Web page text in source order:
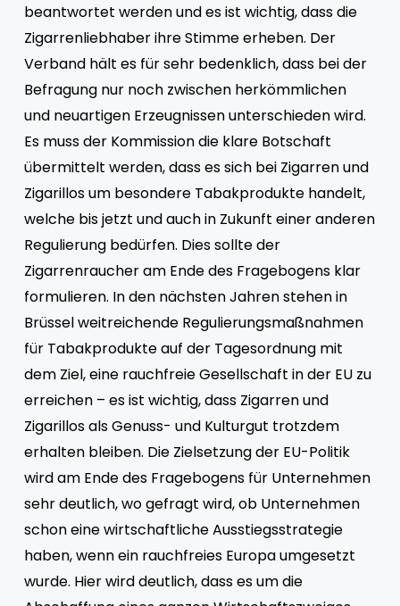
beantwortet werden und es ist wichtig, dass die
Zigarrenliebhaber ihre Stimme erheben. Der
Verband hält es für sehr bedenklich, dass bei der
Befragung nur noch zwischen herkömmlichen
und neuartigen Erzeugnissen unterschieden wird.
Es muss der Kommission die klare Botschaft
übermittelt werden, dass es sich bei Zigarren und
Zigarillos um besondere Tabakprodukte handelt,
welche bis jetzt und auch in Zukunft einer anderen
Regulierung bedürfen. Dies sollte der
Zigarrenraucher am Ende des Fragebogens klar
formulieren. In den nächsten Jahren stehen in
Brüssel weitreichende Regulierungsmaßnahmen
für Tabakprodukte auf der Tagesordnung mit
dem Ziel, eine rauchfreie Gesellschaft in der EU zu
erreichen – es ist wichtig, dass Zigarren und
Zigarillos als Genuss- und Kulturgut trotzdem
erhalten bleiben. Die Zielsetzung der EU-Politik
wird am Ende des Fragebogens für Unternehmen
sehr deutlich, wo gefragt wird, ob Unternehmen
schon eine wirtschaftliche Ausstiegsstrategie
haben, wenn ein rauchfreies Europa umgesetzt
wurde. Hier wird deutlich, dass es um die